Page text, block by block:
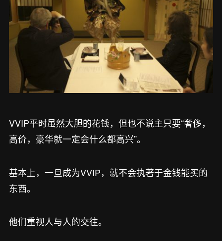
VVIP平时虽然大胆的花钱，但也不说主只要“奢侈，
高价，豪华就一定会什么都高兴”。
基本上，一旦成为VVIP，就不会执著于金钱能买的
东西。
他们重视人与人的交往。